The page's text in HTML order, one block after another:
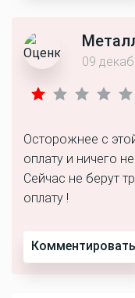
09
Осторожнее с
оплату и ничего
Сейчас не берут
оплату !
Комментировать